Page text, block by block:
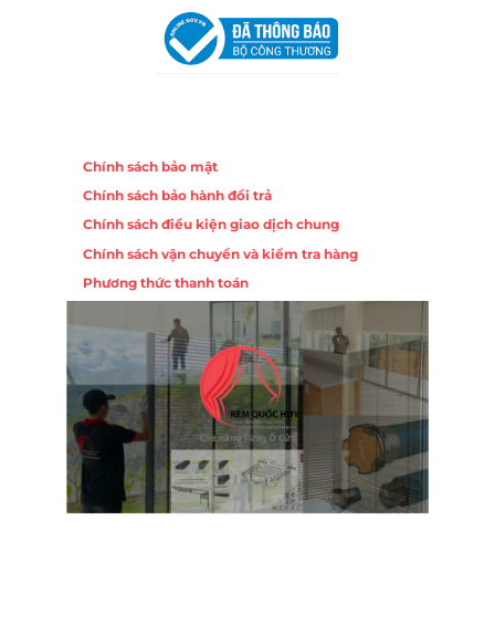
Chính sách bảo mật
Chính sách bảo hành đổi trả
Chính sách điều kiện giao dịch chung
Chính sách vận chuyển và kiểm tra hàng
Phương thức thanh toán